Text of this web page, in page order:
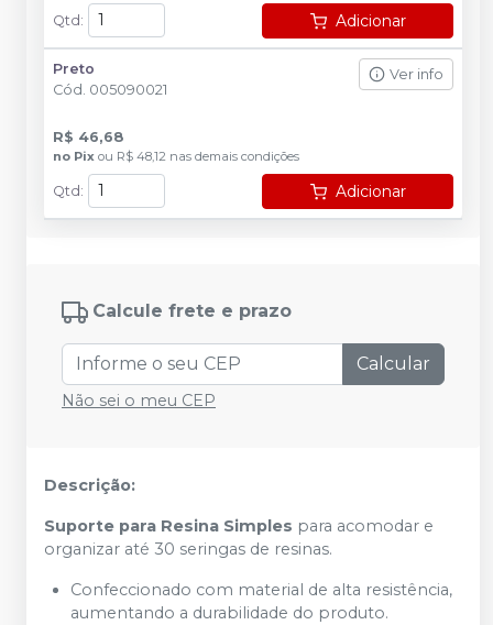
Qtd : Adicionar
Preto
Cód. 005090021
Ver info
R$ 46,68
no Pix ou R$ 48,12 nas demais condições
Qtd : Adicionar
Calcule frete e prazo
Calcular
Não sei o meu CEP
Descrição:
Suporte para Resina Simples para acomodar e
organizar até 30 seringas de resinas.
Confeccionado com material de alta resistência,
aumentando a durabilidade do produto.